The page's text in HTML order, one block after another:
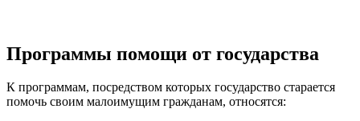
Программы помощи от государства
К программам, посредством которых государство старается
помочь своим малоимущим гражданам, относятся: